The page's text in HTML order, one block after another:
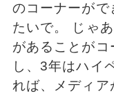
のコーナーがで
たいで。 じゃ
があることがコ
し、3年はハイ
れば、メディア